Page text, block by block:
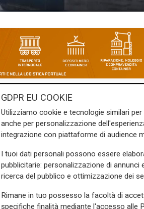
Quirico, è stato portato più volte
complesso, visto che vicino
a cuore a tutta la cittadinanza che
rispetto ai tempi e le
da diverse attività commerciali,
dice in una notaAlessio
chiesto risposte soprattutto
di chiusura di via San Quirico per
GDPR EU COOKIE
Utilizziamo cookie e tecnologie similari
anche per personalizzazione
integrazione con piattaforme di audience
I tuoi dati personali possono essere
pubblicitarie: personalizzazione di annunci
ricerca del pubblico e ottimizzazione dei
Rimane in tuo possesso la facoltà di
specifiche finalità mediante l'accesso alle